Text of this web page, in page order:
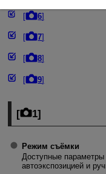
[ 6]
[ 7]
[ 8]
[ 9]
[ 1]
Режим съёмки
Доступные
автоэкспозицией и